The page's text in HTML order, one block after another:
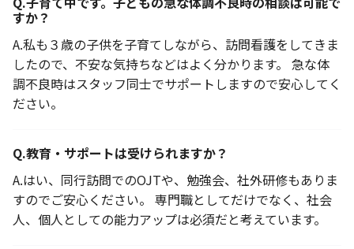
すか？
A.私も３歳の子供を子育てしながら、訪問看護をしてきま
したので、不安な気持ちなどはよく分かります。 急な体
調不良時はスタッフ同士でサポートしますので安心してく
ださい。
Q.教育・サポートは受けられますか？
A.はい、同行訪問でのOJTや、勉強会、社外研修もありま
すのでご安心ください。 専門職としてだけでなく、社会
人、個人としての能力アップは必須だと考えています。